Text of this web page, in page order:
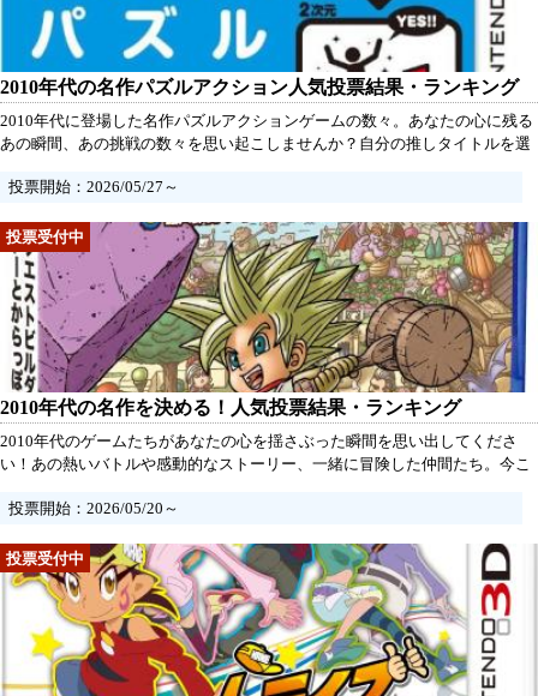
2010年代の名作パズルアクション人気投票結果・ランキング
2010年代に登場した名作パズルアクションゲームの数々。あなたの心に残る
あの瞬間、あの挑戦の数々を思い起こしませんか？自分の推しタイトルを選
クワクした思い出を、ぜひみんなで共有しましょう！
投票開始：2026/05/27～
2010年代の名作を決める！人気投票結果・ランキング
2010年代のゲームたちがあなたの心を揺さぶった瞬間を思い出してくださ
い！あの熱いバトルや感動的なストーリー、一緒に冒険した仲間たち。今こ
なたの想いが、ゲーム史に新たな一ページを刻むかもしれません。さあ、特
投票開始：2026/05/20～